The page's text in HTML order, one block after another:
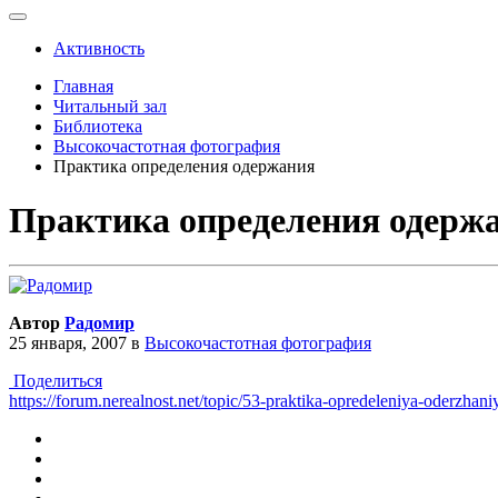
Активность
Главная
Читальный зал
Библиотека
Высокочастотная фотография
Практика определения одержания
Практика определения
Автор Радомир
25 января, 2007 в Высокочастотная фотография
Поделиться
https://forum.nerealnost.net/topic/53-praktika-opredeleniya-